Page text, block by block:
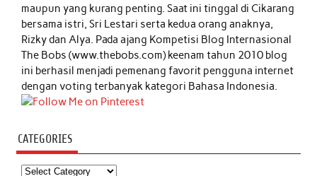
maupun yang kurang penting. Saat ini tinggal di Cikarang
bersama istri, Sri Lestari serta kedua orang anaknya,
Rizky dan Alya. Pada ajang Kompetisi Blog Internasional
The Bobs (www.thebobs.com) keenam tahun 2010 blog
ini berhasil menjadi pemenang favorit pengguna internet
dengan voting terbanyak kategori Bahasa Indonesia.
CATEGORIES
Categories